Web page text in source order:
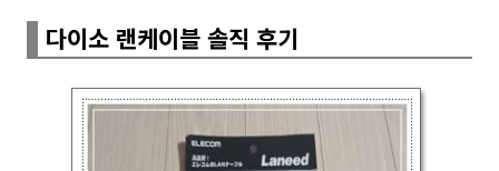
다이소 랜케이블 솔직 후기